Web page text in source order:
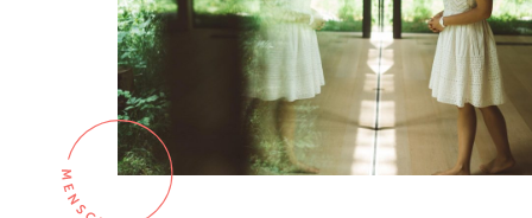
Gesellschaft